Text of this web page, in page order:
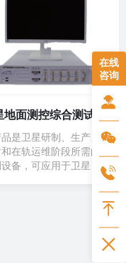
是卫星研制、生产、
在轨运维阶段所需的
备，可应用于卫星测
验以及整星对接测试等
在线
咨询